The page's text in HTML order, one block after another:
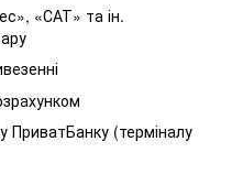
«САТ» та ін.
ПриватБанку (терміналу